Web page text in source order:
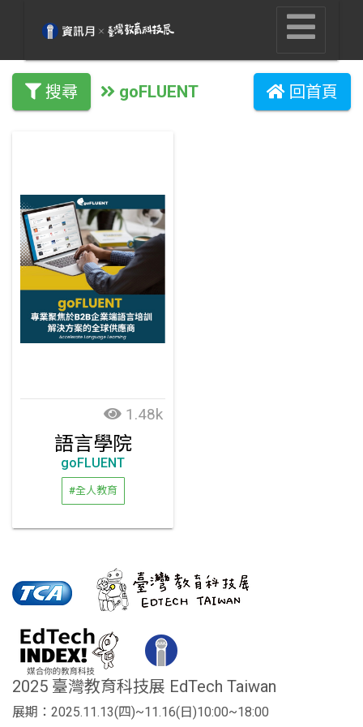
搜尋 goFLUENT 回首頁
1.48k
語言學院
goFLUENT
#全人教育
2025 臺灣教育科技展 EdTech Taiwan
展期：2025.11.13(四)~11.16(日)10:00~18:00